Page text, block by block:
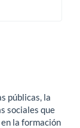
públicas, la
sociales que
la formación